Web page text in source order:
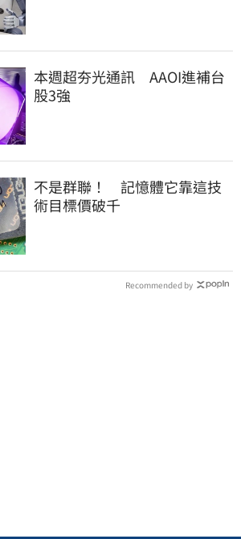
本週超夯光通訊 AAOI進補台
股3強
不是群聯！ 記憶體它靠這技
術目標價破千
Recommended by